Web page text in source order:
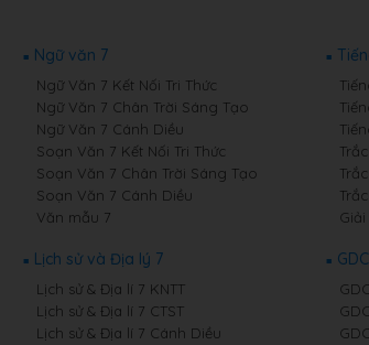
Ngữ văn 7
Ngữ Văn 7 Kết Nối Tri Thức
Ngữ Văn 7 Chân Trời Sáng Tạo
Ngữ Văn 7 Cánh Diều
Soạn Văn 7 Kết Nối Tri Thức
Soạn Văn 7 Chân Trời Sáng Tạo
Soạn Văn 7 Cánh Diều
Văn mẫu 7
Lịch sử và Địa lý 7
Lịch sử & Địa lí 7 KNTT
Lịch sử & Địa lí 7 CTST
Lịch sử & Địa lí 7 Cánh Diều